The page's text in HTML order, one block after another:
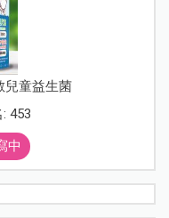
兒童益生菌
453
中